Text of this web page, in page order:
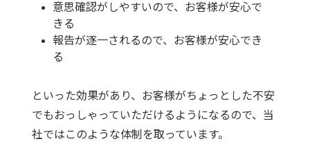
意思確認がしやすいので、お客様が安心で
きる
報告が逐一されるので、お客様が安心でき
る
といった効果があり、お客様がちょっとした不安
でもおっしゃっていただけるようになるので、当
社ではこのような体制を取っています。